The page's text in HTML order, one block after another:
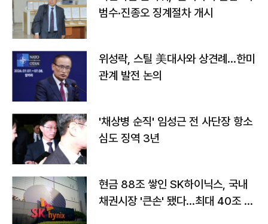
범수·진종오 징계절차 개시
위성락, 스틸 美대사와 상견례…한미
관계 발전 논의
'채상병 순직' 임성근 전 사단장 항소
심도 징역 3년
현금 88조 쌓인 SK하이닉스, 국내
채권시장 '큰손' 됐다…최대 40조 투